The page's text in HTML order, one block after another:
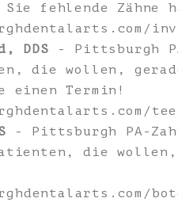
fehlende Zähne
DDS - Pittsburgh
die wollen,
einen Termin!
- Pittsburgh PA-
die